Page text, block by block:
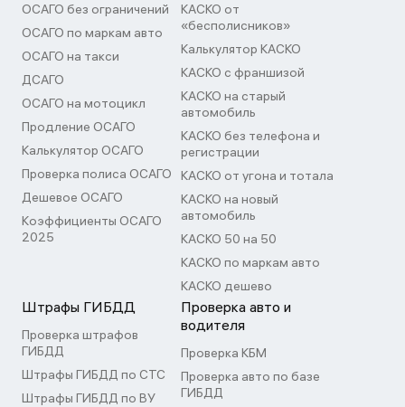
ОСАГО без ограничений
ОСАГО по маркам авто
ОСАГО на такси
ДСАГО
ОСАГО на мотоцикл
Продление ОСАГО
Калькулятор ОСАГО
Проверка полиса ОСАГО
Дешевое ОСАГО
Коэффициенты ОСАГО
2025
КАСКО от
«бесполисников»
Калькулятор КАСКО
КАСКО с франшизой
КАСКО на старый
автомобиль
КАСКО без телефона и
регистрации
КАСКО от угона и тотала
КАСКО на новый
автомобиль
КАСКО 50 на 50
КАСКО по маркам авто
КАСКО дешево
Штрафы ГИБДД
Проверка штрафов
ГИБДД
Штрафы ГИБДД по СТС
Штрафы ГИБДД по ВУ
Проверка авто и
водителя
Проверка КБМ
Проверка авто по базе
ГИБДД